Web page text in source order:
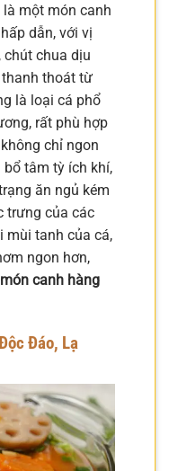
một món canh
dẫn, với vị
chua dịu
thoát từ
là loại cá phổ
rất phù hợp
chỉ ngon
tâm tỳ ích khí,
ăn ngủ kém
trưng của các
mùi tanh của cá,
ngon hơn,
canh hàng
Đáo, Lạ